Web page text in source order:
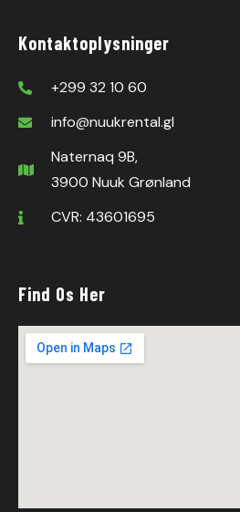
Kontaktoplysninger
+299 32 10 60
info@nuukrental.gl
Naternaq 9B,
3900 Nuuk Grønland
CVR: 43601695
Find Os Her